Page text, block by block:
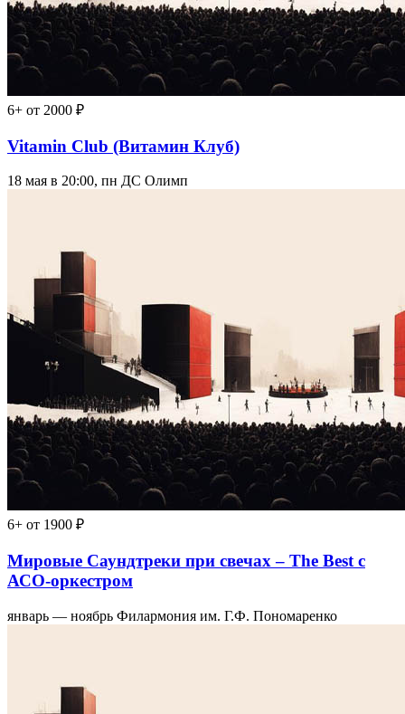
6+ от 2000 ₽
Vitamin Club (Витамин Клуб)
18 мая в 20:00, пн ДС Олимп
6+ от 1900 ₽
Мировые Саундтреки при свечах – The Best с
АСО-оркестром
январь — ноябрь Филармония им. Г.Ф. Пономаренко